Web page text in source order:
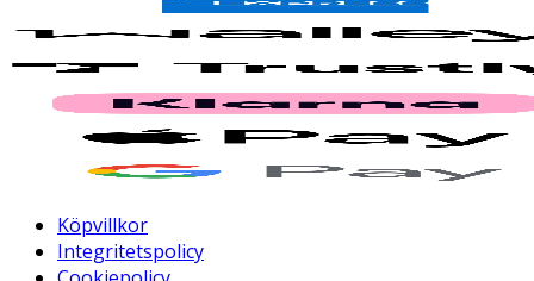
Köpvillkor
Integritetspolicy